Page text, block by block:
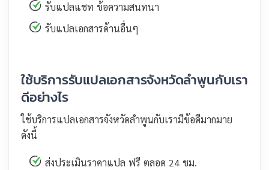
รับแปลแชท ข้อความสนทนา
รับแปลเอกสารด้านอื่นๆ
ใช้บริการรับแปลเอกสารจังหวัดลำพูนกับเรา
ดีอย่างไร
ใช้บริการแปลเอกสารจังหวัดลำพูนกับเรามีข้อดีมากมาย
ดังนี้
ส่งประเมินราคาแปล ฟรี ตลอด 24 ชม.